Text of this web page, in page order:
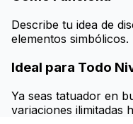
Describe tu idea de
elementos
Ideal para Todo
Ya seas tatuador en
variaciones ilimitadas